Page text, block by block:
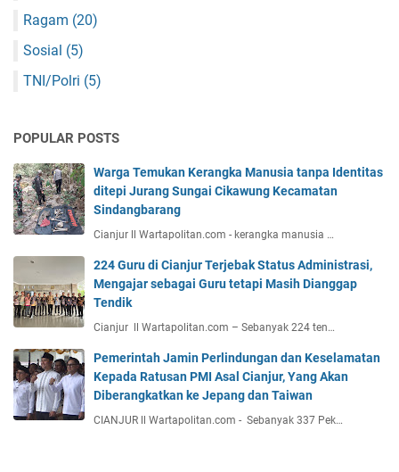
Ragam (20)
Sosial (5)
TNI/Polri (5)
POPULAR POSTS
Warga Temukan Kerangka Manusia tanpa Identitas
ditepi Jurang Sungai Cikawung Kecamatan
Sindangbarang
Cianjur ll Wartapolitan.com - kerangka manusia …
224 Guru di Cianjur Terjebak Status Administrasi,
Mengajar sebagai Guru tetapi Masih Dianggap
Tendik
Cianjur ll Wartapolitan.com – Sebanyak 224 ten…
Pemerintah Jamin Perlindungan dan Keselamatan
Kepada Ratusan PMI Asal Cianjur, Yang Akan
Diberangkatkan ke Jepang dan Taiwan
CIANJUR ll Wartapolitan.com - Sebanyak 337 Pek…